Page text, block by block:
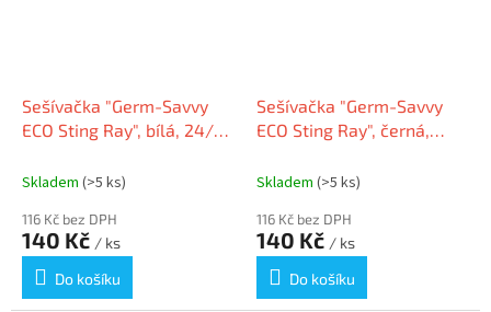
Sešívačka "Germ-Savvy
ECO Sting Ray", bílá, 24/6,
RAPESCO 1483
Skladem (>5 ks)
116 Kč bez DPH
140 Kč / ks
Do košíku
Sešívačka "Germ-Savvy
ECO Sting Ray", černá,
antibakteriální, RAPESCO
Skladem (>5 ks)
116 Kč bez DPH
140 Kč / ks
Do košíku